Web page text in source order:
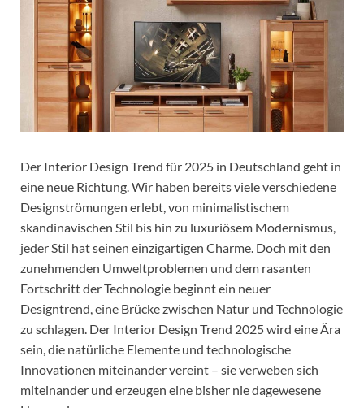
Der Interior Design Trend für 2025 in Deutschland geht in
eine neue Richtung. Wir haben bereits viele verschiedene
Designströmungen erlebt, von minimalistischem
skandinavischen Stil bis hin zu luxuriösem Modernismus,
jeder Stil hat seinen einzigartigen Charme. Doch mit den
zunehmenden Umweltproblemen und dem rasanten
Fortschritt der Technologie beginnt ein neuer
Designtrend, eine Brücke zwischen Natur und Technologie
zu schlagen. Der Interior Design Trend 2025 wird eine Ära
sein, die natürliche Elemente und technologische
Innovationen miteinander vereint – sie verweben sich
miteinander und erzeugen eine bisher nie dagewesene